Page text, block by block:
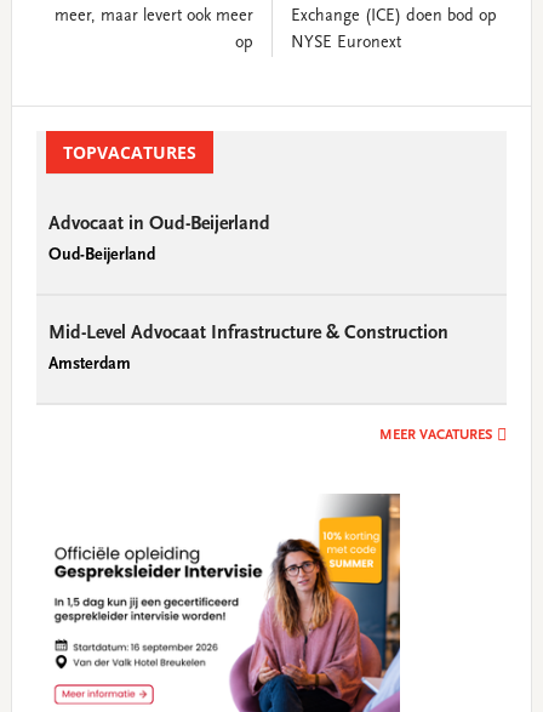
meer, maar levert ook meer
op
Exchange (ICE) doen bod op
NYSE Euronext
SidebarTOPVACATURES
Advocaat in Oud-Beijerland
Oud-Beijerland
Mid-Level Advocaat Infrastructure & Construction
Amsterdam
MEER VACATURES